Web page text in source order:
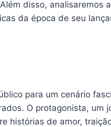
disso, analisaremos
da época de seu
para um cenário
O protagonista, um
histórias de amor,